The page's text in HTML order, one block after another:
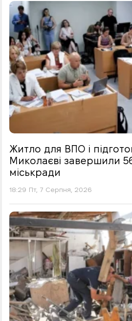
Житло для ВПО і
Миколаєві завершили
міськради
18:29 Пт, 7 Серпня, 2026